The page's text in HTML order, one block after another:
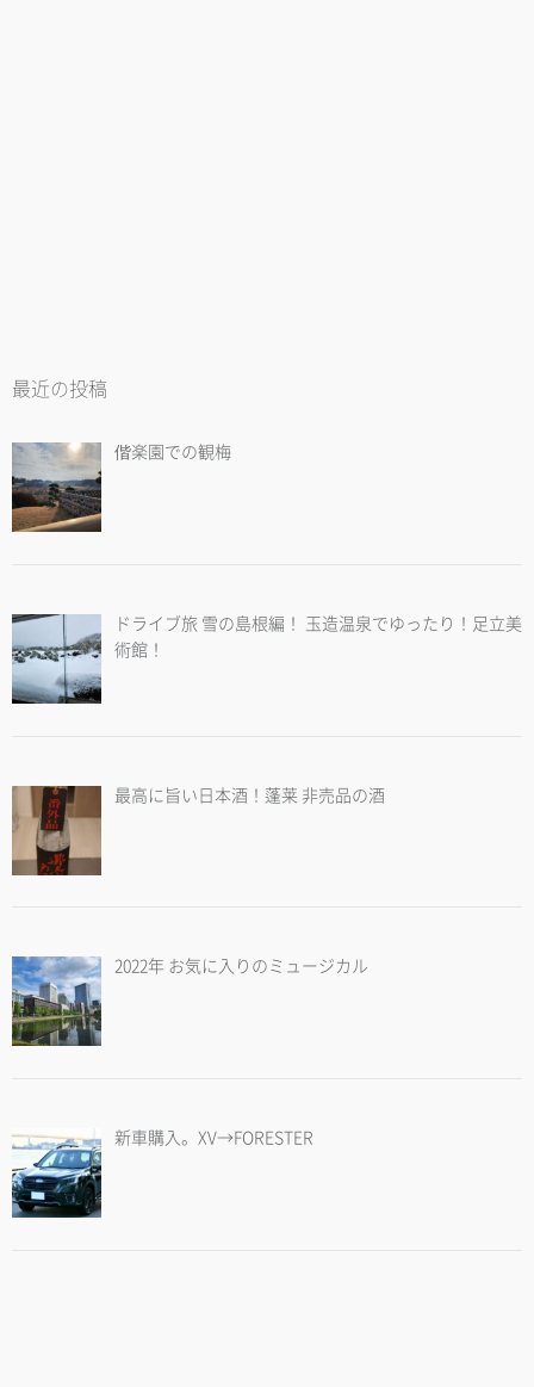
最近の投稿
偕楽園での観梅
ドライブ旅 雪の島根編！ 玉造温泉でゆったり！足立美
術館！
最高に旨い日本酒！蓬莱 非売品の酒
2022年 お気に入りのミュージカル
新車購入。XV→FORESTER